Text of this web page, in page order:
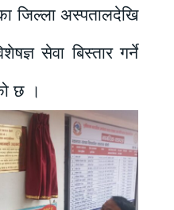
जिल्ला अस्पतालदेखि
सेवा बिस्तार गर्ने
छ ।